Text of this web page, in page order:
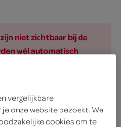
niet zichtbaar bij de
wél automatisch
biologisch
vergelijkbare
onze website bezoekt. We
cookies om te